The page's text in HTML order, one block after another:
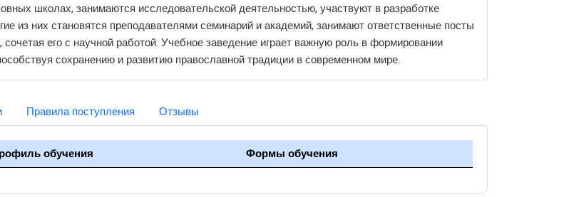
школах, занимаются исследовательской деятельностью, участвуют в разработке
из них становятся преподавателями семинарий и академий, занимают ответственные посты
его с научной работой. Учебное заведение играет важную роль в формировании
сохранению и развитию православной традиции в современном мире.
Правила поступления Отзывы
обучения Формы обучения